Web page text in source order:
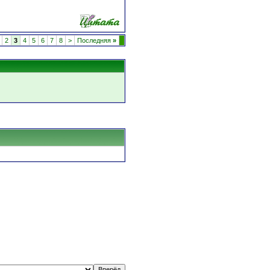
2 3 4 5 6 7 8 > Последняя »